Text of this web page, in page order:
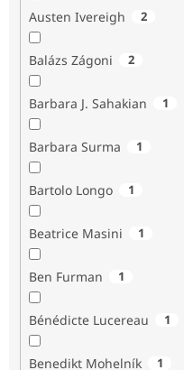
Austen Ivereigh 2
Balázs Zágoni 2
Barbara J. Sahakian 1
Barbara Surma 1
Bartolo Longo 1
Beatrice Masini 1
Ben Furman 1
Bénédicte Lucereau 1
Benedikt Mohelník 1